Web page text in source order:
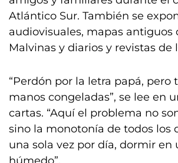
Atlántico Sur. También se
audiovisuales, mapas antiguos
Malvinas y diarios y revistas de
“Perdón por la letra papá, pero
manos congeladas”, se lee en
cartas. “Aquí el problema no
sino la monotonía de todos los
una sola vez por día, dormir en